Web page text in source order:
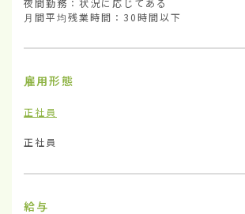
月間平均残業時間：30時間以下
雇用形態
正社員
正社員
給与